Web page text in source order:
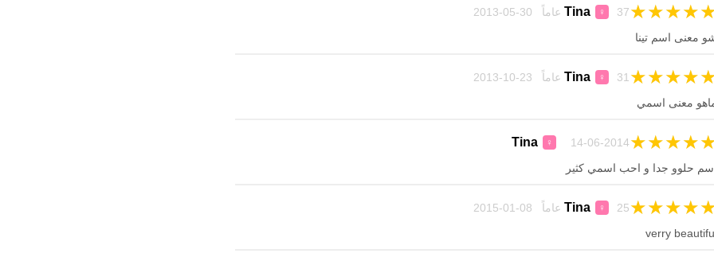
Tina ♀ 37 عاماً 30-05-2013 ★
★
★
★
معنى اسم تينا
Tina ♀ 31 عاماً 23-10-2013 ★
★
★
★
معنى اسمي
Tina ♀ 14-06-2014 ★
★
★
★
حلوو جدا و احب اسمي كثير
Tina ♀ 25 عاماً 08-01-2015 ★
★
★
★
verry